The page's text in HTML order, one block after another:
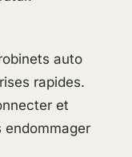
auto
rapides.
et